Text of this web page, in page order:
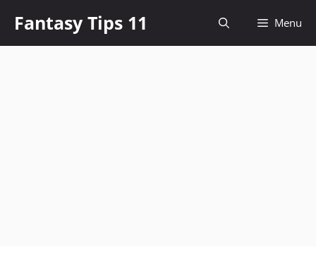
content
Fantasy Tips 11 Menu